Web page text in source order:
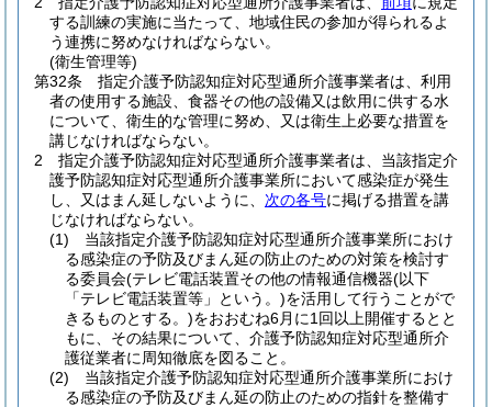
する訓練の実施に当たって、地域住民の参加が得られるよ
う連携に努めなければならない。
(衛生管理等)
第32条
指定介護予防認知症対応型通所介護事業者は、利用
者の使用する施設、食器その他の設備又は飲用に供する水
について、衛生的な管理に努め、又は衛生上必要な措置を
講じなければならない。
2
指定介護予防認知症対応型通所介護事業者は、当該指定介
護予防認知症対応型通所介護事業所において感染症が発生
し、又はまん延しないように、 次の各号に掲げる措置を講
じなければならない。
(1)
当該指定介護予防認知症対応型通所介護事業所におけ
る感染症の予防及びまん延の防止のための対策を検討す
る委員会(テレビ電話装置その他の情報通信機器(以下
「テレビ電話装置等」という。)を活用して行うことがで
きるものとする。)をおおむね6月に1回以上開催するとと
もに、その結果について、介護予防認知症対応型通所介
護従業者に周知徹底を図ること。
(2)
当該指定介護予防認知症対応型通所介護事業所におけ
る感染症の予防及びまん延の防止のための指針を整備す